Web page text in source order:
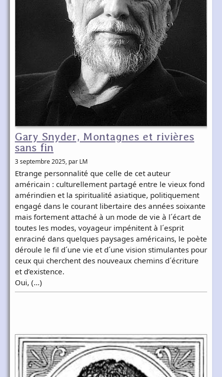
Gary Snyder, Montagnes et rivières
sans fin
3 septembre 2025, par LM
Etrange personnalité que celle de cet auteur
américain : culturellement partagé entre le vieux fond
amérindien et la spiritualité asiatique, politiquement
engagé dans le courant libertaire des années soixante
mais fortement attaché à un mode de vie à l´écart de
toutes les modes, voyageur impénitent à l´esprit
enraciné dans quelques paysages américains, le poète
déroule le fil d´une vie et d´une vision stimulantes pour
ceux qui cherchent des nouveaux chemins d´écriture
et d’existence.
Oui, (…)